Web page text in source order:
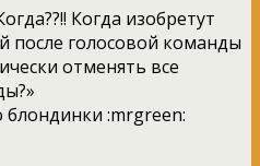
Когда изобретут
после голосовой команды
отменять все
:mrgreen: